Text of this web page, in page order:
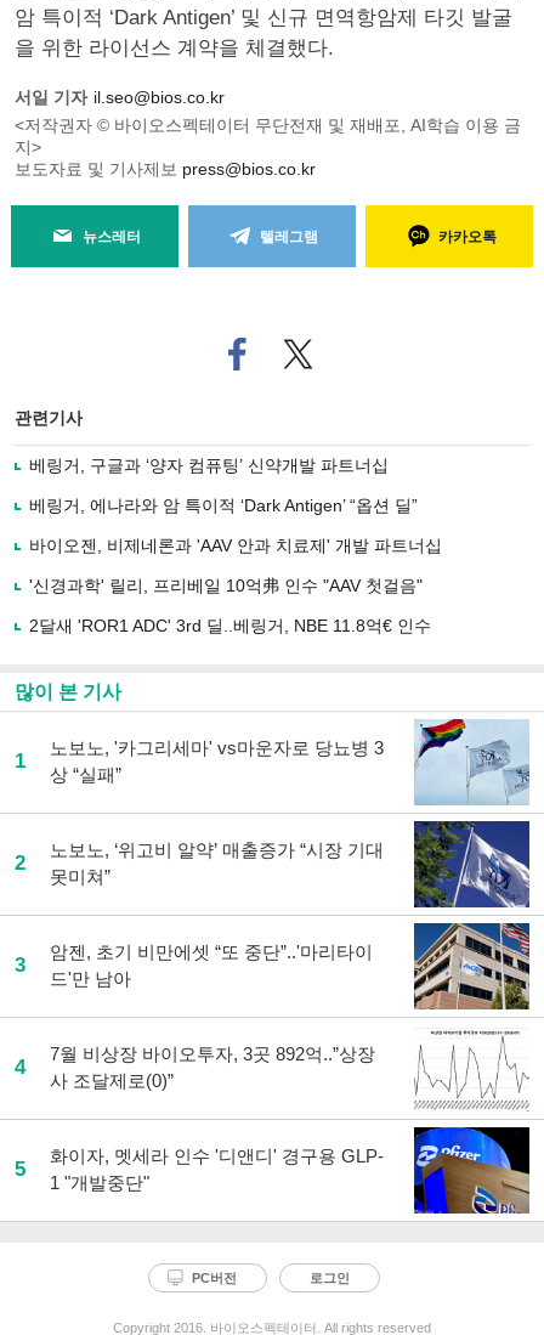
암 특이적 ‘Dark Antigen’ 및 신규 면역항암제 타깃 발굴
을 위한 라이선스 계약을 체결했다.
서일 기자 il.seo@bios.co.kr
<저작권자 © 바이오스펙테이터 무단전재 및 재배포, AI학습 이용 금
지>
보도자료 및 기사제보 press@bios.co.kr
뉴스레터 텔레그램 카카오톡
페
이
로
기
사
유
기
트위
터로
관련기사
베링거, 구글과 ‘양자 컴퓨팅’ 신약개발 파트너십
베링거, 에나라와 암 특이적 ‘Dark Antigen’ “옵션 딜”
바이오젠, 비제네론과 'AAV 안과 치료제' 개발 파트너십
'신경과학' 릴리, 프리베일 10억弗 인수 "AAV 첫걸음"
2달새 'ROR1 ADC' 3rd 딜..베링거, NBE 11.8억€ 인수
많이 본 기사
1
노보노, '카그리세마' vs마운자로 당뇨병 3
상 “실패”
2
노보노, ‘위고비 알약’ 매출증가 “시장 기대
못미쳐”
3
암젠, 초기 비만에셋 “또 중단”..'마리타이
드'만 남아
4
7월 비상장 바이오투자, 3곳 892억..”상장
사 조달제로(0)”
5
화이자, 멧세라 인수 '디앤디' 경구용 GLP-
1 "개발중단"
PC버전 로그인
Copyright 2016. 바이오스펙테이터. All rights reserved